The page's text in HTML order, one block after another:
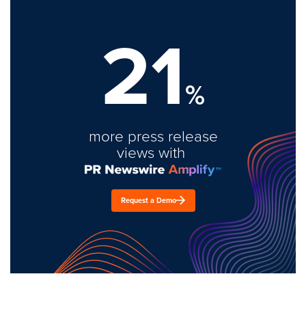
21%
more press release
views with
Request a Demo